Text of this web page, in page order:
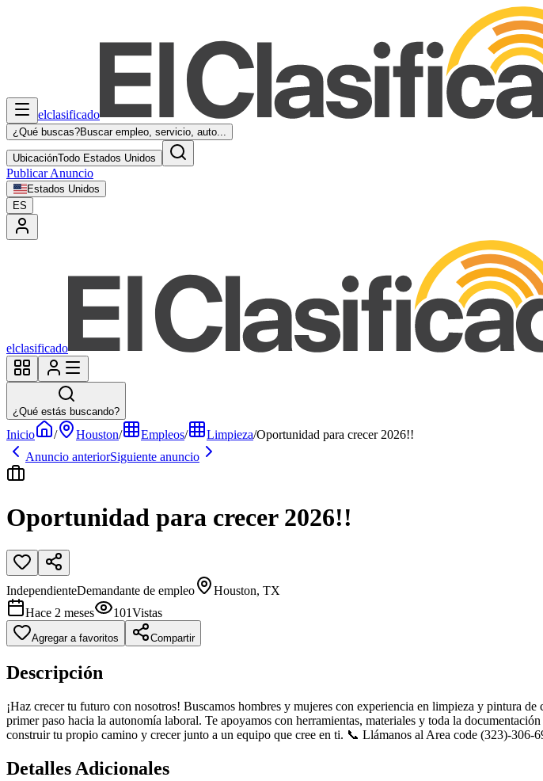
elclasificado
¿Qué buscas?Buscar empleo, servicio, auto...
UbicaciónTodo Estados Unidos
Publicar Anuncio
Estados Unidos
ES
elclasificado
¿Qué estás buscando?
Inicio / Houston/ Empleos/ Limpieza/Oportunidad para crecer 2026!!
Anuncio anteriorSiguiente anuncio
Oportunidad para crecer 2026!!
IndependienteDemandante de empleo
Houston, TX
Hace 2 meses
101Vistas
Agregar a favoritos Compartir
Descripción
¡Haz crecer tu futuro con nosotros! Buscamos hombres y mujeres con experiencia en limpieza y pintura
primer paso hacia la autonomía laboral. Te apoyamos con herramientas, materiales y toda la
construir tu propio camino y crecer junto a un equipo que cree en ti. 📞 Llámanos al Area code (323)-306-
Detalles Adicionales